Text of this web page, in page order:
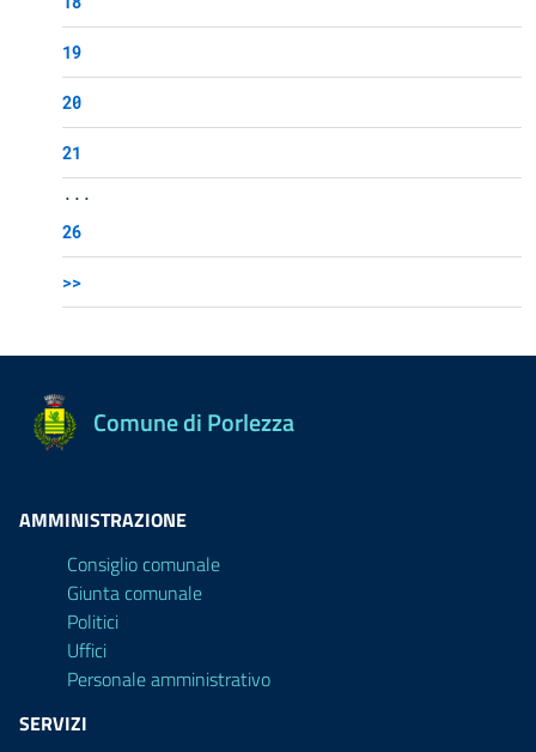
19
20
21
...
26
>>
Comune di Porlezza
AMMINISTRAZIONE
Consiglio comunale
Giunta comunale
Politici
Uffici
Personale amministrativo
SERVIZI